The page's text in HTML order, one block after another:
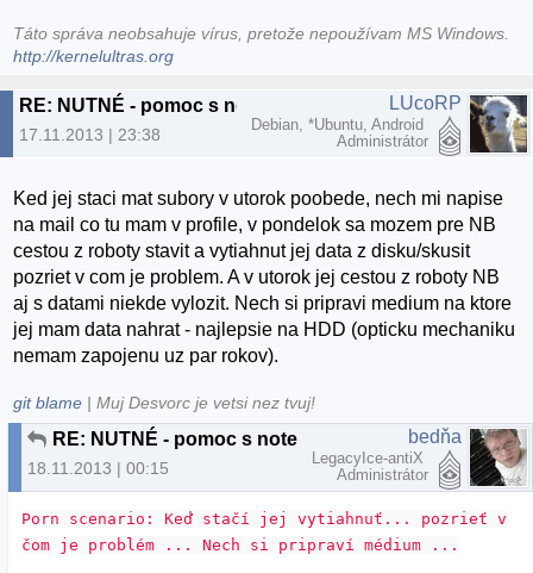
Táto správa neobsahuje vírus, pretože nepoužívam MS Windows.
http://kernelultras.org
17.11.2013 | 23:38
LUcoRP
Debian, *Ubuntu, Android
Administrátor
Ked jej staci mat subory v utorok poobede, nech mi napise
na mail co tu mam v profile, v pondelok sa mozem pre NB
cestou z roboty stavit a vytiahnut jej data z disku/skusit
pozriet v com je problem. A v utorok jej cestou z roboty NB
aj s datami niekde vylozit. Nech si pripravi medium na ktore
jej mam data nahrat - najlepsie na HDD (opticku mechaniku
nemam zapojenu uz par rokov).
git blame | Muj Desvorc je vetsi nez tvuj!
18.11.2013 | 00:15
bedňa
LegacyIce-antiX
Administrátor
Porn scenario: Keď stačí jej vytiahnuť... pozrieť v
čom je problém ... Nech si pripraví médium ...